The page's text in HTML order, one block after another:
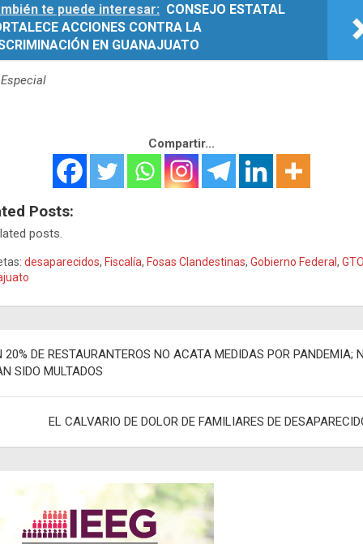
te puede interesar: CONSEJO ESTATAL
ACCIONES CONTRA LA
EN GUANAJUATO
Compartir...
Posts:
posts.
desaparecidos, Fiscalía, Fosas Clandestinas, Gobierno Federal ,
20% DE RESTAURANTEROS NO ACATA MEDIDAS POR PANDEMIA;
SIDO MULTADOS
EL CALVARIO DE DOLOR DE FAMILIARES DE